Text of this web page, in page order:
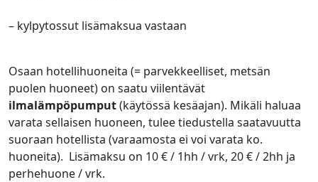
– kylpytossut lisämaksua vastaan
Osaan hotellihuoneita (= parvekkeelliset, metsän
puolen huoneet) on saatu viilentävät
ilmalämpöpumput(käytössä kesäajan). Mikäli haluaa
varata sellaisen huoneen, tulee tiedustella saatavuutta
suoraan hotellista (varaamosta ei voi varata ko.
huoneita). Lisämaksu on 10 € / 1hh / vrk, 20 € / 2hh ja
perhehuone / vrk.